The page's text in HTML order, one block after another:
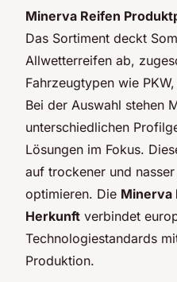
Minerva Reifen
Das Sortiment deckt
Allwetterreifen ab,
Fahrzeugtypen wie
Bei der Auswahl stehen
unterschiedlichen
Lösungen im Fokus.
auf trockener und
optimieren. Die Minerva
Herkunft verbindet
Technologiestandards
Produktion.